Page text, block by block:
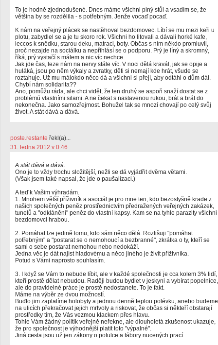
To je hodně zjednodušené. Dnes máme všichni plný stůl a vsadím se, že
většina by se rozdělila - s potřebným. Jenže vocaď pocaď.
K nám na veřejný plácek se nastěhoval bezdomovec. Líbí se mu mezi keři u
plotu, zabydlel se a je tu skoro rok. Všichni ho litovali a dávali horké kafe,
leccos k snědku, starou deku, matraci, boty. Občas s ním někdo promluvil,
proč nezajde na sociálku a nepřihlásí se o podporu. Prý je líný a skromný,
říká, prý vystačí s málem a nic víc nechce.
Jak jde čas, leze nám na nervy stále víc. V noci dělá kravál, jak se opije a
huláká, jsou po něm výkaly a zvratky, děti si nemají kde hrát, všude se
roztahuje. Už mu málokdo něco dá a všichni si přejí, aby odtáhl o dům dál.
Chybí nám solidarita??
Ano, pomůžu ráda, ale chci vidět, že ten druhý se aspoň snaží dostat se z
problémů vlastními silami. A ne čekat s nastavenou rukou, brát a brát do
nekonečna. Jako samozřejmost. Bohužel tak se mnozí chovají po celý svůj
život. A stát dává a dává.
poste.restante řekl(a)...
31. ledna 2012 v 0:46
A stát dává a dává.
Ono je to vždy trochu složitější, nežli se dá vyjádřit dvěma větami.
(Však jsem také napsal, že jde o paušalizaci.)
A teď k Vašim výhradám.
1. Mnohem větší příživník a asociál je pro mne ten, kdo bezostyšně krade z
našich společných peněz prostřednictvím předražených veřejných zakázek,
tunelů a "odklánění" peněz do vlastní kapsy. Kam se na tyhle parazity všichni
bezdomovci hrabou.
2. Pomáhat lze jedině tomu, kdo sám něco dělá. Rozlišuji "pomáhat
potřebným" a "postarat se o nemohoucí a bezbranné", zkrátka o ty, kteří se
sami o sebe postarat nemohou nebo nedokáží.
Jedna věc je dát najíst hladovému a něco jiného je živit příživníka.
Potud s Vámi naprosto souhlasím.
3. I když se Vám to nebude líbit, ale v každé společnosti je cca kolem 3% lidí,
kteří prostě dělat nebudou. Raději budou bydlet v jeskyni a vybírat popelnice,
ale do pravidelné práce je prostě nedostanete. To je fakt.
Máme na výběr ze dvou možností.
Buďto jim zaplatíme holobyty a jednou denně teplou polévku, anebo budeme
na ulicích překračovat jejich mrtvoly a riskovat, že občas si někteří obstarají
prostředky tím, že Vás vezmou klackem přes hlavu.
Tohle Vám žádný politik veřejně neřekne, ale dlouholetá zkušenost ukazuje,
že pro společnost je výhodnější platit toto "výpalné".
Jiná cesta jsou už jen zákony o potulce a tábory nucených prací.